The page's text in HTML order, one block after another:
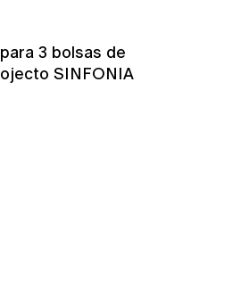
3 bolsas de
SINFONIA